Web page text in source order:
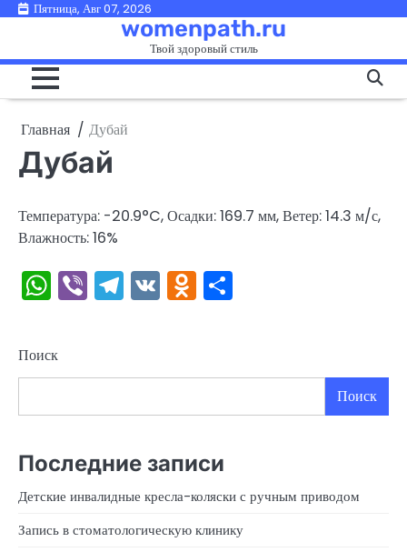
ПерейтиПятница, Авг 07, 2026
womenpath.ru
Твой здоровый стиль
Главная Дубай
Дубай
Температура: -20.9°C, Осадки: 169.7 мм, Ветер: 14.3 м/с,
Влажность: 16%
WhatsApp
ViberTelegram
VKOdnoklassniki
Поиск
Поиск
Последние записи
Детские инвалидные кресла-коляски с ручным приводом
Запись в стоматологическую клинику